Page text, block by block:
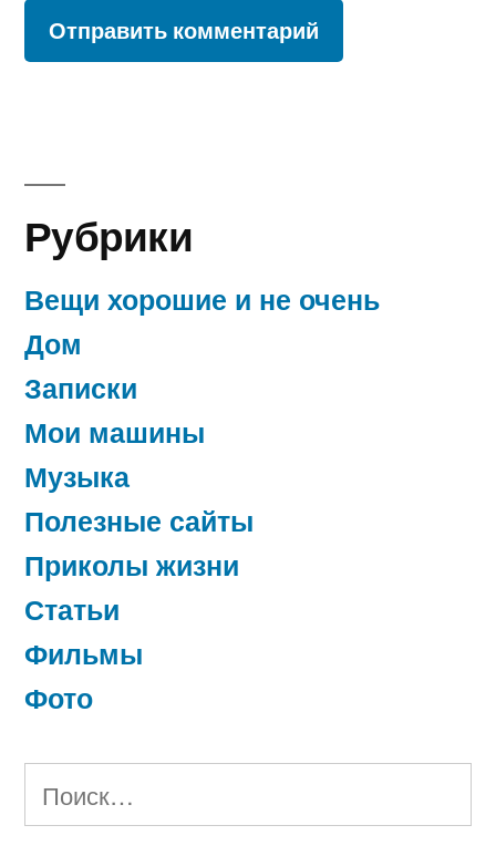
Рубрики
Вещи хорошие и не очень
Дом
Записки
Мои машины
Музыка
Полезные сайты
Приколы жизни
Статьи
Фильмы
Фото
Найти: